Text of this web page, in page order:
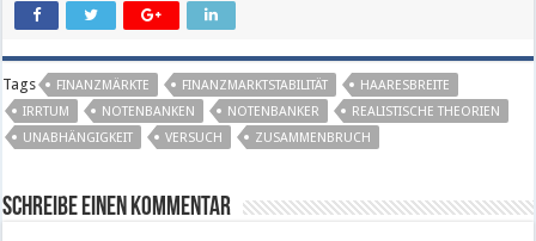
Tags FINANZMÄRKTE FINANZMARKTSTABILITÄT
HAARESBREITE
IRRTUM
NOTENBANKEN NOTENBANKER
REALISTISCHE THEORIEN
UNABHÄNGIGKEIT
VERSUCH ZUSAMMENBRUCH
Schreibe einen Kommentar